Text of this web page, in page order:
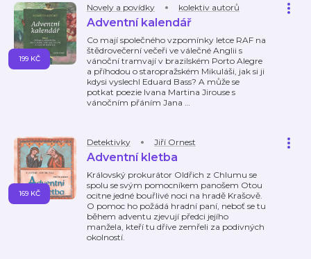
Novely a povídky kolektiv autorů
Adventní kalendář
Co mají společného vzpomínky letce RAF na
štědrovečerní večeři ve válečné Anglii s
vánoční tramvají v brazilském Porto Alegre
a příhodou o staropražském Mikuláši, jak si ji
kdysi vyslechl Eduard Bass? A může se
potkat poezie Ivana Martina Jirouse s
vánočním přáním Jana …
199 KČ
Detektivky Jiří Ornest
Adventní kletba
Královský prokurátor Oldřich z Chlumu se
spolu se svým pomocníkem panošem Otou
ocitne jedné bouřlivé noci na hradě Krašově.
O pomoc ho požádá hradní paní, neboť se tu
během adventu zjevují předci jejího
manžela, kteří tu dříve zemřeli za podivných
okolností.
169 KČ